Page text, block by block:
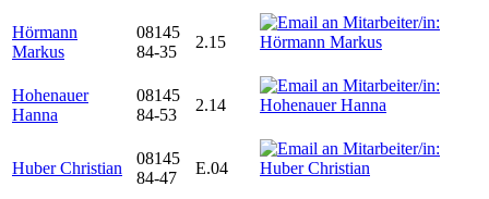
Hörmann
Markus
08145
84-35
2.15
Hohenauer
Hanna
08145
84-53
2.14
Huber Christian
08145
84-47
E.04